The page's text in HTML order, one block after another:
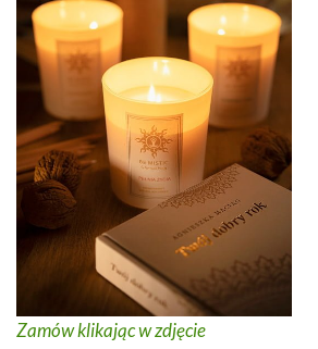
Zamów klikając w zdjęcie